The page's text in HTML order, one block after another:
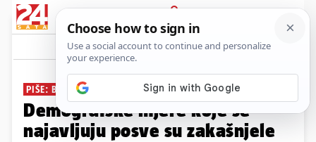
PRIJAVA
News Komentari
PIŠE: BORIS RAŠETA PLUS+
Demografske mjere koje se
najavljuju posve su zakašnjele